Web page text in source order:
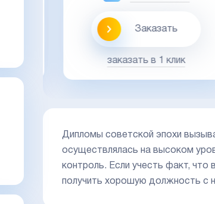
Заказать
заказать в 1 клик
Дипломы советской эпохи
осуществлялась на высоком
контроль. Если учесть факт,
получить хорошую должность с